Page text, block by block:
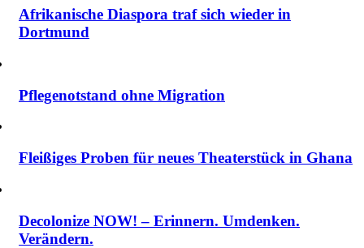
Afrikanische Diaspora traf sich wieder in
Dortmund
Pflegenotstand ohne Migration
Fleißiges Proben für neues Theaterstück in Ghana
Decolonize NOW! – Erinnern. Umdenken.
Verändern.